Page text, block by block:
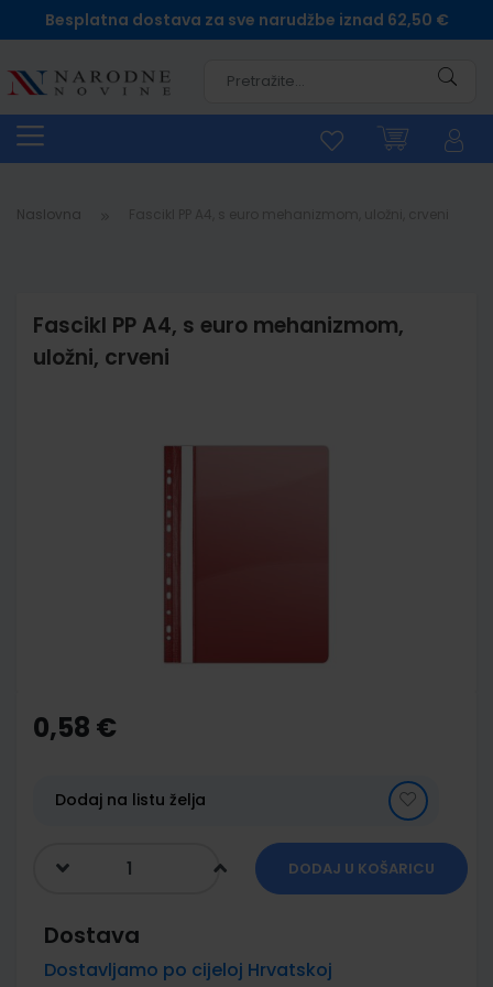
Besplatna dostava za sve narudžbe iznad 62,50 €
Naslovna
Fascikl PP A4, s euro mehanizmom,
uložni, crveni
the
beginning
gallery
0,58 €
Dodaj na listu želja
DODAJ U KOŠARICU
Dostava
Dostavljamo po cijeloj Hrvatskoj